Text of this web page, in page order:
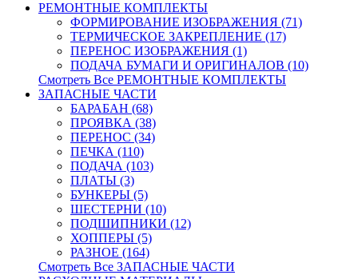
РЕМОНТНЫЕ КОМПЛЕКТЫ
ФОРМИРОВАНИЕ ИЗОБРАЖЕНИЯ (71)
ТЕРМИЧЕСКОЕ ЗАКРЕПЛЕНИЕ (17)
ПЕРЕНОС ИЗОБРАЖЕНИЯ (1)
ПОДАЧА БУМАГИ И ОРИГИНАЛОВ (10)
Смотреть Все РЕМОНТНЫЕ КОМПЛЕКТЫ
ЗАПАСНЫЕ ЧАСТИ
БАРАБАН (68)
ПРОЯВКА (38)
ПЕРЕНОС (34)
ПЕЧКА (110)
ПОДАЧА (103)
ПЛАТЫ (3)
БУНКЕРЫ (5)
ШЕСТЕРНИ (10)
ПОДШИПНИКИ (12)
ХОППЕРЫ (5)
РАЗНОЕ (164)
Смотреть Все ЗАПАСНЫЕ ЧАСТИ